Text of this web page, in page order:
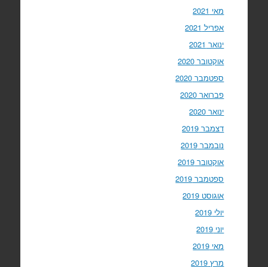
מאי 2021
אפריל 2021
ינואר 2021
אוקטובר 2020
ספטמבר 2020
פברואר 2020
ינואר 2020
דצמבר 2019
נובמבר 2019
אוקטובר 2019
ספטמבר 2019
אוגוסט 2019
יולי 2019
יוני 2019
מאי 2019
מרץ 2019